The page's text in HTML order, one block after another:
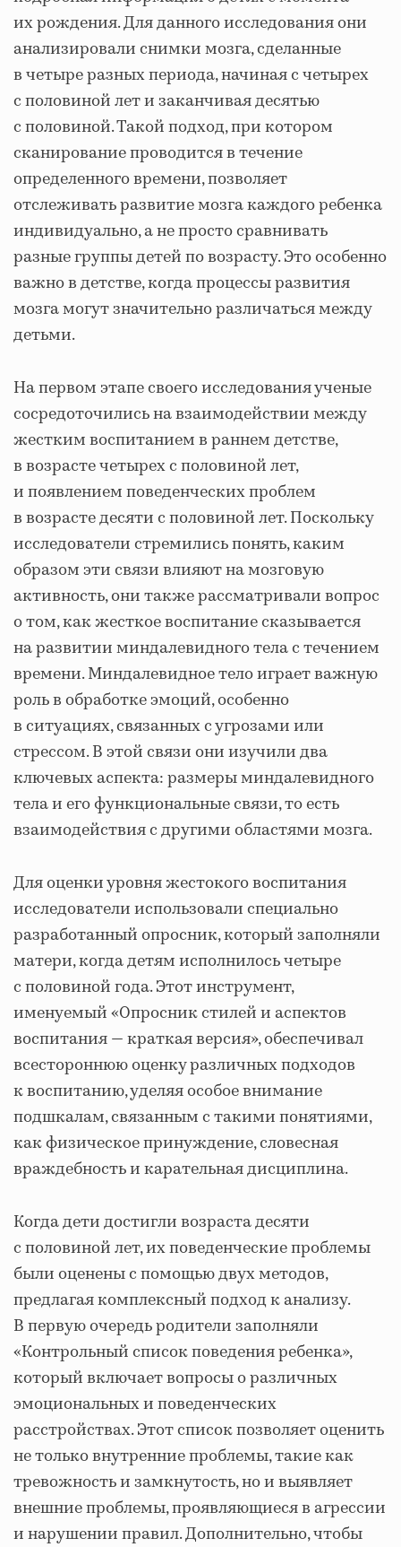
их рождения. Для данного исследования они
анализировали снимки мозга, сделанные
в четыре разных периода, начиная с четырех
с половиной лет и заканчивая десятью
с половиной. Такой подход, при котором
сканирование проводится в течение
определенного времени, позволяет
отслеживать развитие мозга каждого ребенка
индивидуально, а не просто сравнивать
разные группы детей по возрасту. Это особенно
важно в детстве, когда процессы развития
мозга могут значительно различаться между
детьми.
На первом этапе своего исследования ученые
сосредоточились на взаимодействии между
жестким воспитанием в раннем детстве,
в возрасте четырех с половиной лет,
и появлением поведенческих проблем
в возрасте десяти с половиной лет. Поскольку
исследователи стремились понять, каким
образом эти связи влияют на мозговую
активность, они также рассматривали вопрос
о том, как жесткое воспитание сказывается
на развитии миндалевидного тела с течением
времени. Миндалевидное тело играет важную
роль в обработке эмоций, особенно
в ситуациях, связанных с угрозами или
стрессом. В этой связи они изучили два
ключевых аспекта: размеры миндалевидного
тела и его функциональные связи, то есть
взаимодействия с другими областями мозга.
Для оценки уровня жестокого воспитания
исследователи использовали специально
разработанный опросник, который заполняли
матери, когда детям исполнилось четыре
с половиной года. Этот инструмент,
именуемый «Опросник стилей и аспектов
воспитания — краткая версия», обеспечивал
всестороннюю оценку различных подходов
к воспитанию, уделяя особое внимание
подшкалам, связанным с такими понятиями,
как физическое принуждение, словесная
враждебность и карательная дисциплина.
Когда дети достигли возраста десяти
с половиной лет, их поведенческие проблемы
были оценены с помощью двух методов,
предлагая комплексный подход к анализу.
В первую очередь родители заполняли
«Контрольный список поведения ребенка»,
который включает вопросы о различных
эмоциональных и поведенческих
расстройствах. Этот список позволяет оценить
не только внутренние проблемы, такие как
тревожность и замкнутость, но и выявляет
внешние проблемы, проявляющиеся в агрессии
и нарушении правил. Дополнительно, чтобы